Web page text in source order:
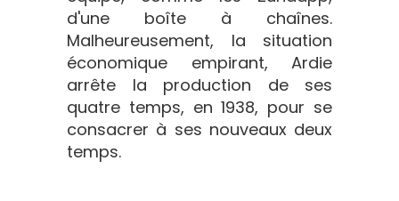
d'une boîte à chaînes.
Malheureusement, la situation
économique empirant, Ardie
arrête la production de ses
quatre temps, en 1938, pour se
consacrer à ses nouveaux deux
temps.